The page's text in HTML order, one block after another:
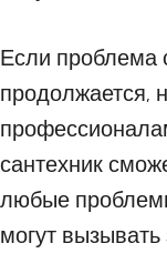
Если проблема
продолжается,
сантехник
любые
могут вызывать